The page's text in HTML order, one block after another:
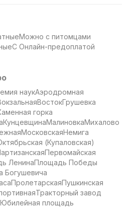
Можно с питомцами
С Онлайн-предоплатой
наукАэродромная
ВостокГрушевка
горка
КунцевщинаМалиновкаМихалово
МосковскаяНемига
(Купаловская)
Первомайская
ЛенинаПлощадь Победы
Богушевича
ПролетарскаяПушкинская
Тракторный завод
Юбилейная площадь